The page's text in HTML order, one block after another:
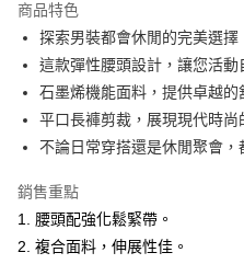
Apple Pay
悠遊付
Google Pay
ATM付款
全家取貨付款
商品特色
探索男裝都會休閒的完美選擇
這款彈性腰頭設計，讓您活動
石墨烯機能面料，提供卓越的
平口長褲剪裁，展現現代時尚
不論日常穿搭還是休閒聚會，
銷售重點
1. 腰頭配強化鬆緊帶。
2. 複合面料，伸展性佳。